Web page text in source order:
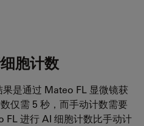
胞计数
是通过 Mateo FL 显微镜获
仅需 5 秒，而手动计数需要
FL 进行 AI 细胞计数比手动计